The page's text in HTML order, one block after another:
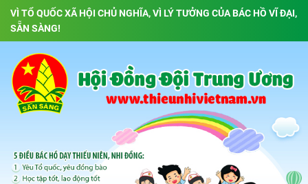
VÌ TỔ QUỐC XÃ HỘI CHỦ NGHĨA, VÌ LÝ TƯỞNG CỦA BÁC HỒ VĨ ĐẠI,
SẴN SÀNG!